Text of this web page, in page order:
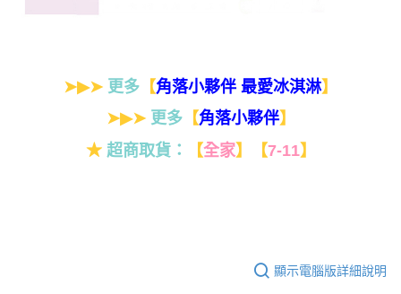
➤▶➤ 更多 【角落小夥伴 最愛冰淇淋】
➤▶➤ 更多【角落小夥伴】
★ 超商取貨： 【全家】 【7-11】
顯示電腦版詳細說明